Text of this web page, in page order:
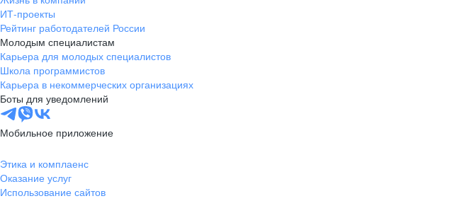
ИТ-проекты
Рейтинг работодателей России
Молодым специалистам
Карьера для молодых специалистов
Школа программистов
Карьера в некоммерческих организациях
Боты для уведомлений
Мобильное приложение
Этика и комплаенс
Оказание услуг
Использование сайтов